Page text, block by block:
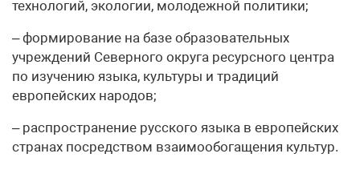
технологий, экологии, молодежной политики;
– формирование на базе образовательных
учреждений Северного округа ресурсного центра
по изучению языка, культуры и традиций
европейских народов;
– распространение русского языка в европейских
странах посредством взаимообогащения культур.